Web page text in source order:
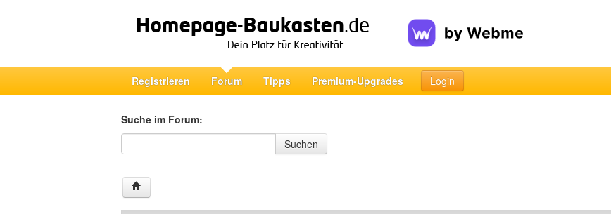
Registrieren Forum Tipps Premium-Upgrades Login
Suche im Forum:
Suche im Forum
Suchen